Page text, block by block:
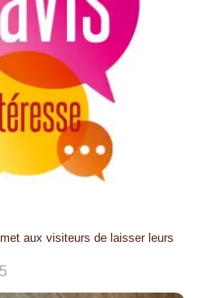
aux visiteurs de laisser leurs